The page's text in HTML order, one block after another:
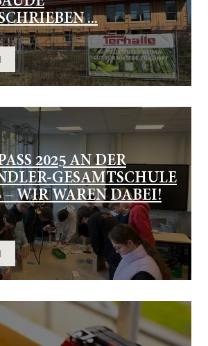
...
2025 AN DER
GESAMTSCHULE
WIR WAREN DABEI!